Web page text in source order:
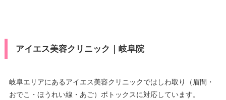
アイエス美容クリニック｜岐阜院
岐阜エリアにあるアイエス美容クリニックではしわ取り（眉間・
おでこ・ほうれい線・あご）ボトックスに対応しています。